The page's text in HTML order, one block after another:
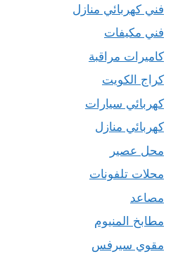
فني كهربائي منازل
فني مكيفات
كاميرات مراقبة
كراج الكويت
كهربائي سيارات
كهربائي منازل
محل عصير
محلات تلفونات
مصاعد
مطابخ المنيوم
مقوي سيرفس